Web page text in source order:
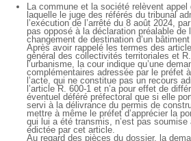
La commune et la société relèvent appel
laquelle le juge des référés du tribunal
l’exécution de l’arrêté du 8 août 2024,
pas opposé à la déclaration préalable
changement de destination d’un
Après avoir rappelé les termes des
général des collectivités territoriales et
l’urbanisme, la cour indique qu’une
complémentaires adressée par le préfet
l’acte, qui ne constitue pas un recours
l’article R. 600-1 et n’a pour effet de
éventuel déféré préfectoral que si elle
servi à la délivrance du permis de
mettre à même le préfet d’apprécier la
qui lui a été transmis, n’est pas soumise
édictée par cet article.
Au regard des pièces du dossier, la